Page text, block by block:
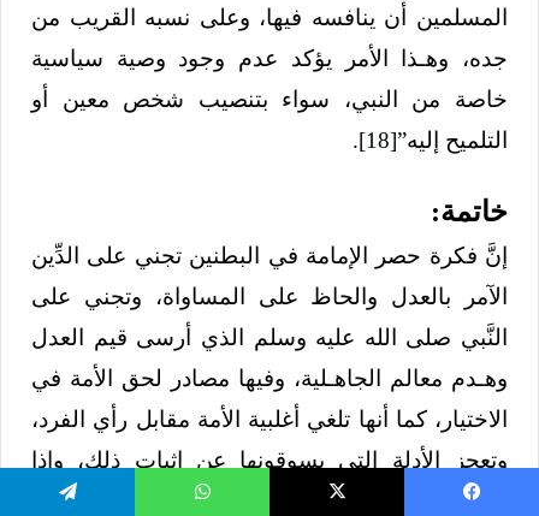
المسلمين أن ينافسه فيها، وعلى نسبه القريب من
جده، وهـذا الأمر يؤكد عدم وجود وصية سياسية
خاصة من النبي، سواء بتنصيب شخص معين أو
التلميح إليه”[18]
.
خاتمة:
إنَّ فكرة حصر الإمامة في البطنين تجني على الدِّين
الآمر بالعدل والحاظ على المساواة، وتجني على
النَّبي صلى الله عليه وسلم الذي أرسى قيم العدل
وهـدم معالم الجاهـلية، وفيها مصادر لحق الأمة في
الاختيار، كما أنها تلغي أغلبية الأمة مقابل رأي الفرد،
وتعجز الأدلة التي يسوقونها عن إثبات ذلك، وإذا
أعدناها للعقل فإنَّ العقل يغلب رأي الجماعة على